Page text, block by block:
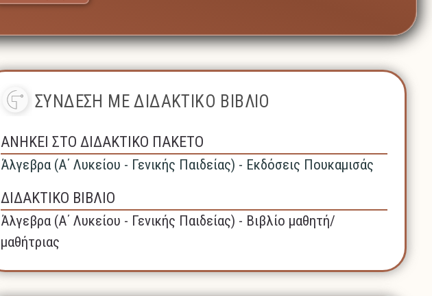
ΣΥΝΔΕΣΗ ΜΕ ΔΙΔΑΚΤΙΚΟ ΒΙΒΛΙΟ
ΑΝΗΚΕΙ ΣΤΟ ΔΙΔΑΚΤΙΚΟ ΠΑΚΕΤΟ
Άλγεβρα (A΄ Λυκείου - Γενικής Παιδείας) - Εκδόσεις Πουκαμισάς
ΔΙΔΑΚΤΙΚΟ ΒΙΒΛΙΟ
Άλγεβρα (A΄ Λυκείου - Γενικής Παιδείας) - Βιβλίο μαθητή/
μαθήτριας